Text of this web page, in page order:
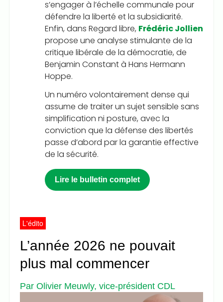
s’engager à l’échelle communale pour
défendre la liberté et la subsidiarité.
Enfin, dans Regard libre, Frédéric Jollien
propose une analyse stimulante de la
critique libérale de la démocratie, de
Benjamin Constant à Hans Hermann
Hoppe.
Un numéro volontairement dense qui
assume de traiter un sujet sensible sans
simplification ni posture, avec la
conviction que la défense des libertés
passe d’abord par la garantie effective
de la sécurité.
Lire le bulletin complet
L'édito
L’année 2026 ne pouvait
plus mal commencer
Par Olivier Meuwly, vice-président CDL